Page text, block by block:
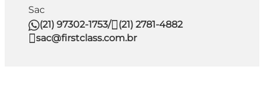
Sac
(21) 97302-1753/
(21) 2781-4882
sac@firstclass.com.br